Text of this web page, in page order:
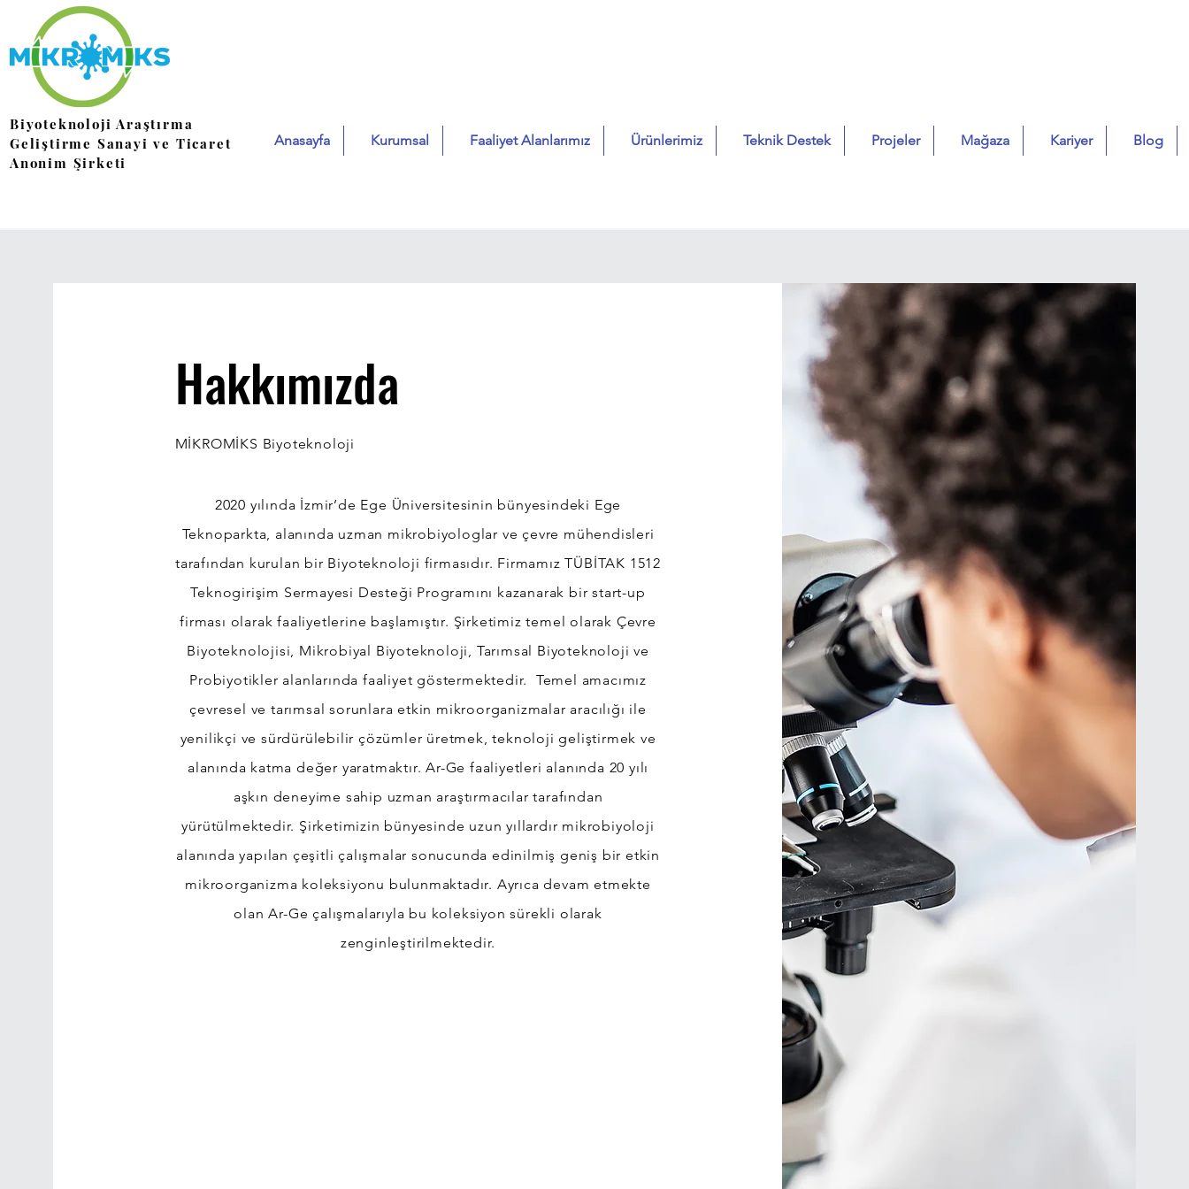
Biyoteknoloji Araştırma
Geliştirme Sanayi ve Ticaret
Anonim Şirketi
Anasayfa Kurumsal Faaliyet Alanlarımız Ürünlerimiz Teknik Destek Projeler Mağaza Kariyer Blog
Hakkımızda
MİKROMİKS Biyoteknoloji
2020 yılında İzmir’de Ege Üniversitesinin bünyesindeki Ege
Teknoparkta, alanında uzman mikrobiyologlar ve çevre mühendisleri
tarafından kurulan bir Biyoteknoloji firmasıdır. Firmamız TÜBİTAK 1512
Teknogirişim Sermayesi Desteği Programını kazanarak bir start-up
firması olarak faaliyetlerine başlamıştır. Şirketimiz temel olarak Çevre
Biyoteknolojisi, Mikrobiyal Biyoteknoloji, Tarımsal Biyoteknoloji ve
Probiyotikler alanlarında faaliyet göstermektedir.
Temel amacımız
çevresel ve tarımsal sorunlara etkin mikroorganizmalar aracılığı ile
yenilikçi ve sürdürülebilir çözümler üretmek, teknoloji geliştirmek ve
alanında katma değer yaratmaktır. Ar-Ge faaliyetleri alanında 20 yılı
aşkın deneyime sahip uzman araştırmacılar tarafından
yürütülmektedir. Şirketimizin bünyesinde uzun yıllardır mikrobiyoloji
alanında yapılan çeşitli çalışmalar sonucunda edinilmiş geniş bir etkin
mikroorganizma koleksiyonu bulunmaktadır. Ayrıca devam etmekte
olan Ar-Ge çalışmalarıyla bu koleksiyon sürekli olarak
zenginleştirilmektedir.